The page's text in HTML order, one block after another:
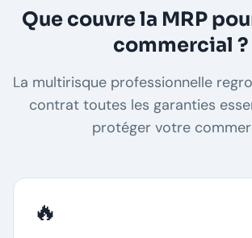
Que couvre la MRP
commercial ?
La multirisque professionnelle
contrat toutes les garanties
protéger votre
🔥